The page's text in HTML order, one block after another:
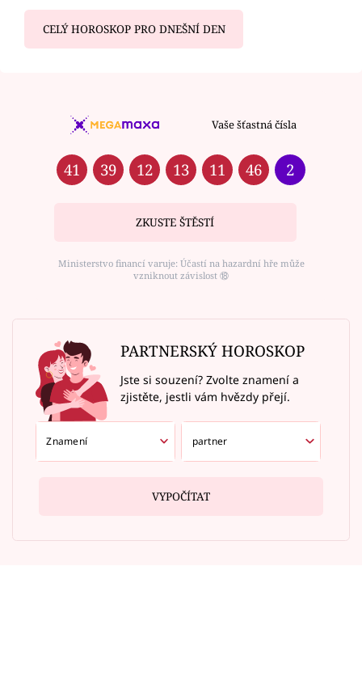
CELÝ HOROSKOP PRO DNEŠNÍ DEN
Vaše šťastná čísla
41 39 12 13 11 46 2
ZKUSTE ŠTĚSTÍ
Ministerstvo financí varuje: Účastí na hazardní hře může
vzniknout závislost ⑱
PARTNERSKÝ HOROSKOP
Jste si souzení? Zvolte znamení a
zjistěte, jestli vám hvězdy přejí.
VYPOČÍTAT